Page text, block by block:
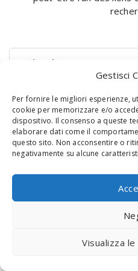
Gestisci
Per fornire le migliori esperienze,
cookie per memorizzare e/o
dispositivo. Il consenso a queste
elaborare dati come il
questo sito. Non acconsentire o
negativamente su alcune
Visualizza
© 2020 Digital Touch Menu.